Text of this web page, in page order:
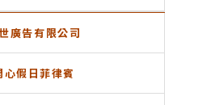
廣告有限公司
心假日菲律賓